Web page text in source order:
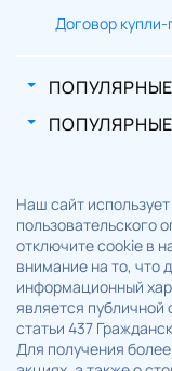
Договор
Наш сайт
пользовательского
отключите cookie в
внимание на то, что
информационный
является
статьи 437
Для получения